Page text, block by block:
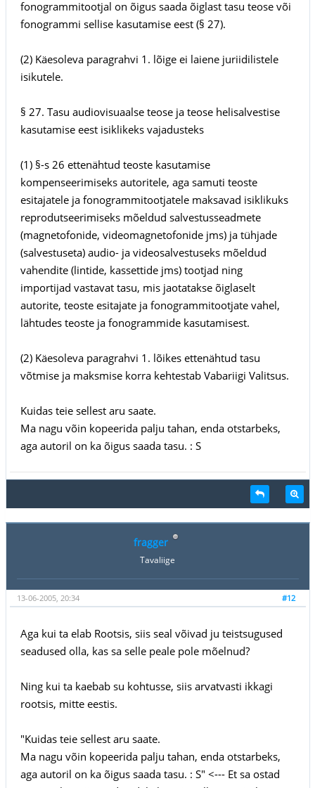
fonogrammitootjal on õigus saada õiglast tasu teose või
fonogrammi sellise kasutamise eest (§ 27).
(2) Käesoleva paragrahvi 1. lõige ei laiene juriidilistele
isikutele.
§ 27. Tasu audiovisuaalse teose ja teose helisalvestise
kasutamise eest isiklikeks vajadusteks
(1) §-s 26 ettenähtud teoste kasutamise
kompenseerimiseks autoritele, aga samuti teoste
esitajatele ja fonogrammitootjatele maksavad isiklikuks
reprodutseerimiseks mõeldud salvestusseadmete
(magnetofonide, videomagnetofonide jms) ja tühjade
(salvestuseta) audio- ja videosalvestuseks mõeldud
vahendite (lintide, kassettide jms) tootjad ning
importijad vastavat tasu, mis jaotatakse õiglaselt
autorite, teoste esitajate ja fonogrammitootjate vahel,
lähtudes teoste ja fonogrammide kasutamisest.
(2) Käesoleva paragrahvi 1. lõikes ettenähtud tasu
võtmise ja maksmise korra kehtestab Vabariigi Valitsus.
Kuidas teie sellest aru saate.
Ma nagu võin kopeerida palju tahan, enda otstarbeks,
aga autoril on ka õigus saada tasu. : S
fragger
Tavaliige
#12
13-06-2005, 20:34
Aga kui ta elab Rootsis, siis seal võivad ju teistsugused
seadused olla, kas sa selle peale pole mõelnud?
Ning kui ta kaebab su kohtusse, siis arvatvasti ikkagi
rootsis, mitte eestis.
"Kuidas teie sellest aru saate.
Ma nagu võin kopeerida palju tahan, enda otstarbeks,
aga autoril on ka õigus saada tasu. : S" <--- Et sa ostad